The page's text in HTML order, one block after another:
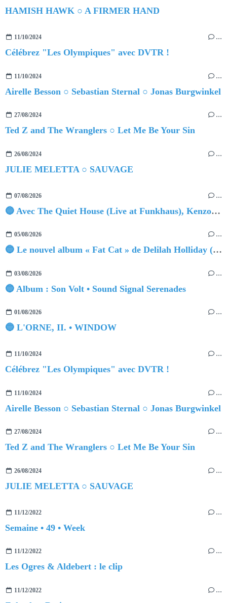
HAMISH HAWK ○ A FIRMER HAND
11/10/2024 …
Célébrez "Les Olympiques" avec DVTR !
11/10/2024 …
Airelle Besson ○ Sebastian Sternal ○ Jonas Burgwinkel
27/08/2024 …
Ted Z and The Wranglers ○ Let Me Be Your Sin
26/08/2024 …
JULIE MELETTA ○ SAUVAGE
07/08/2026 …
🔵 Avec The Quiet House (Live at Funkhaus), Kenzo Zurzolo livre une performance aussi intense qu'envoûtante.
05/08/2026 …
🔵 Le nouvel album « Fat Cat » de Delilah Holliday (sortie le 30 Octobre 2026)
03/08/2026 …
🔵 Album : Son Volt • Sound Signal Serenades
01/08/2026 …
🔵 L'ORNE, II. • WINDOW
11/10/2024 …
Célébrez "Les Olympiques" avec DVTR !
11/10/2024 …
Airelle Besson ○ Sebastian Sternal ○ Jonas Burgwinkel
27/08/2024 …
Ted Z and The Wranglers ○ Let Me Be Your Sin
26/08/2024 …
JULIE MELETTA ○ SAUVAGE
11/12/2022 …
Semaine • 49 • Week
11/12/2022 …
Les Ogres & Aldebert : le clip
11/12/2022 …